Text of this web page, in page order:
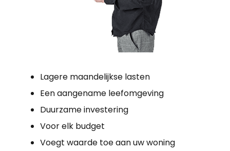
Lagere maandelijkse lasten
Een aangename leefomgeving
Duurzame investering
Voor elk budget
Voegt waarde toe aan uw woning